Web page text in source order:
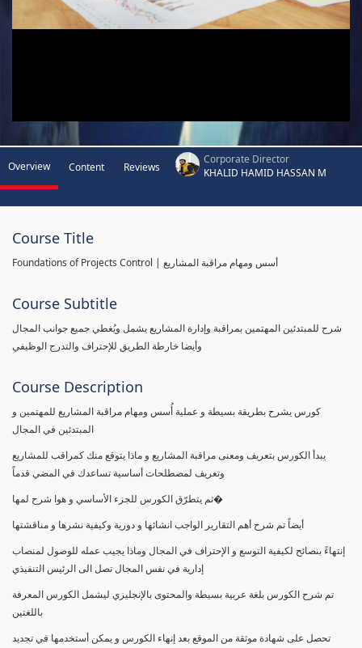
Overview Content Reviews
Corporate Director
KHALID HAMID HASSAN M
Course Title
Foundations of Projects Control | أسس ومهام مراقبة المشاريع
Course Subtitle
شرح للمبتدئين المهتمين بمراقبة وإدارة المشاريع يشمل ويُغطي جميع جوانب المجال
وأيضا خارطة الطريق للإحتراف والتدرج الوظيفي
Course Description
كورس يشرح بطريقة بسيطة و عملية أُسس ومهام مراقبة المشاريع للمهتمين و
المبتدئين في المجال
يبدأ الكورس بتعريف ومعنى مراقبة المشاريع و ماذا يتوقع منك كمراقب للمشاريع
وتعريف لمصطلحات أساسية تساعدك في المضي قدماً
ثم يتطرّق الكورس للجزء الأساسي و هوا شرح لمها�
أيضاً تم شرح أهم التقارير الواجب انشائها و دورية وكيفية نشرها و مناقشتها
إنتهاءً بنصائح لكيفية التوسع و الإحتراف في المجال وماذا يجيب عمله للوصول لمنصاب
إدارية في نفس المجال تصل الى الرئيس التنفيذي
تم شرح الكورس بلغة عربية بسيطة والمحتوى بالإنجليزي ليشمل الكورس المعرفة
باللغتين
تحصل على شهادة موثقة من الموقع بعد إنهاء الكورس و يمكن أستخدمها في تجديد